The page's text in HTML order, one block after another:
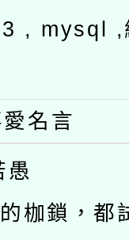
, mysql ,
名言
愚
枷鎖，都